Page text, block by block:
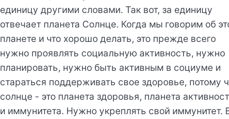
единицу другими словами. Так вот, за единицу
отвечает планета Солнце. Когда мы говорим об
планете и что хорошо делать, это прежде всего
нужно проявлять социальную активность, нужно
планировать, нужно быть активным в социуме и
стараться поддерживать свое здоровье, потому
солнце - это планета здоровья, планета
и иммунитета. Нужно укреплять свой иммунитет.